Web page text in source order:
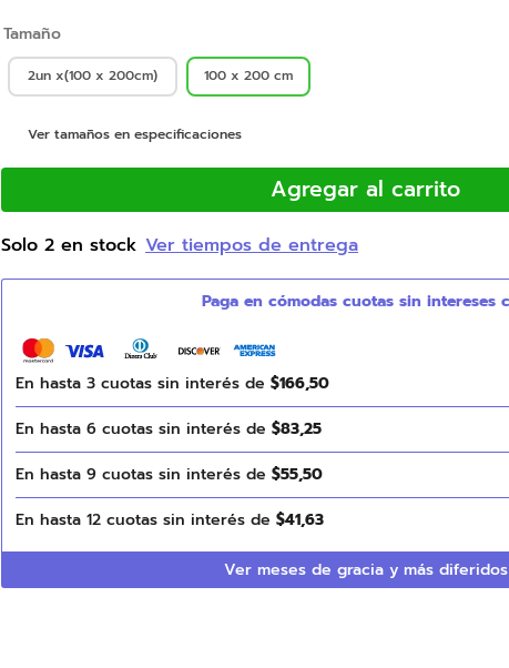
Tamaño
2un x(100 x 200cm) 100 x 200 cm
Ver tamaños en especificaciones
Agregar al carrito
Solo 2 en stock Ver tiempos de entrega
En hasta 3 cuotas sin interés de $166,50
En hasta 6 cuotas sin interés de $83,25
En hasta 9 cuotas sin interés de $55,50
En hasta 12 cuotas sin interés de $41,63
Ver meses de gracia y más diferidos